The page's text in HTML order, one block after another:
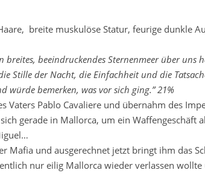
breite muskulöse Statur, feurige dunkle
beeindruckendes Sternenmeer über uns
Stille der Nacht, die Einfachheit und die
würde bemerken, was vor sich ging.” 21%
Vaters Pablo Cavaliere und übernahm des
gerade in Mallorca, um ein Waffengeschäft
Mafia und ausgerechnet jetzt bringt ihm das
nur eilig Mallorca wieder verlassen